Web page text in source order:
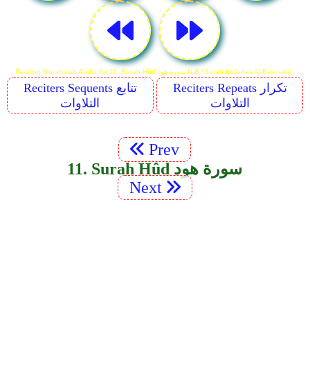
Reciting Murattalah Audio for 11. Surah Hûd سورة هود N.B *Surah Includes Al-Basmalah
Reciters Sequents تتابع
التلاوات
Reciters Repeats تكرار
التلاوات
Prev
11. Surah Hûd سورة هود
Next